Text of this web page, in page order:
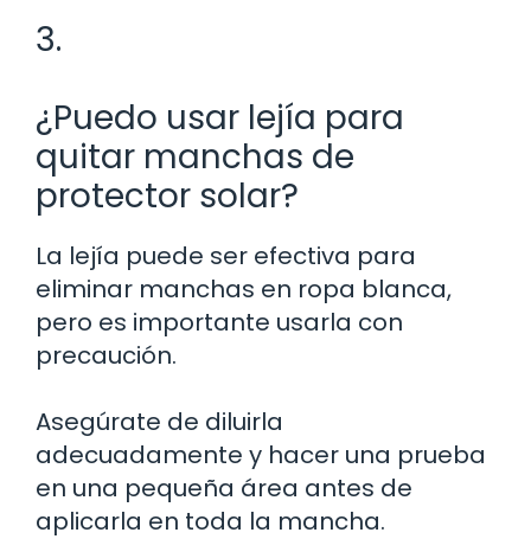
3.
¿Puedo usar lejía para
quitar manchas de
protector solar?
La lejía puede ser efectiva para
eliminar manchas en ropa blanca,
pero es importante usarla con
precaución.
Asegúrate de diluirla
adecuadamente y hacer una prueba
en una pequeña área antes de
aplicarla en toda la mancha.